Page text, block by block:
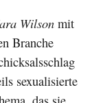
Wilson mit
Branche
sexualisierte